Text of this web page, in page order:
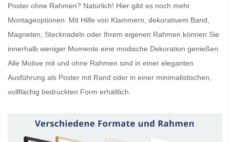
Poster ohne Rahmen? Natürlich! Hier gibt es noch mehr
Montageoptionen. Mit Hilfe von Klammern, dekorativem Band,
Magneten, Stecknadeln oder Ihrem eigenen Rahmen können Sie
innerhalb weniger Momente eine modische Dekoration genießen.
Alle Motive mit und ohne Rahmen sind in einer eleganten
Ausführung als Poster mit Rand oder in einer minimalistischen,
vollflächig bedruckten Form erhältlich.